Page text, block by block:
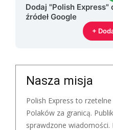
Dodaj "Polish
źródeł Google
+
Nasza misja
Polish Express to
Polaków za granicą.
sprawdzone wiadomości.